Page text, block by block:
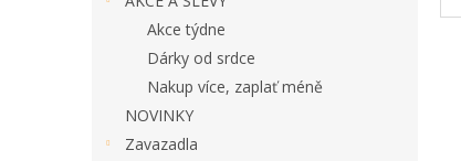
Akce týdne
Dárky od srdce
Nakup více, zaplať méně
NOVINKY
Zavazadla